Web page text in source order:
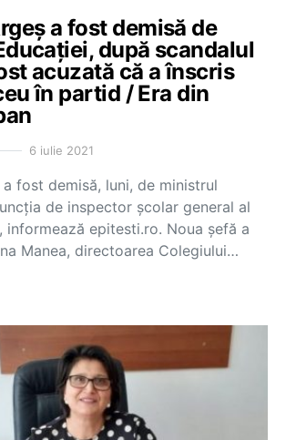
a fost demisă de
după scandalul
acuzată că a înscris
în partid / Era din
6 iulie 2021
fost demisă, luni, de ministrul
de inspector școlar general al
informează epitesti.ro. Noua șefă a
Manea, directoarea Colegiului…